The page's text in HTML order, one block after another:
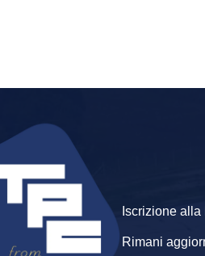
Iscrizione
Rimani